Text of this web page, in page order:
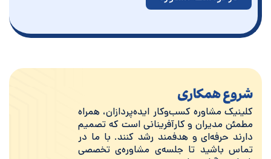
شروع همکاری
کلینیک مشاوره کسب‌وکار ایده‌پردازان، همراه
مطمئن مدیران و کارآفرینانی است که تصمیم
دارند حرفه‌ای و هدفمند رشد کنند. با ما در
تماس باشید تا جلسه‌ی مشاوره‌ی تخصصی